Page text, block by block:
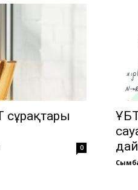
сұрақтары
0